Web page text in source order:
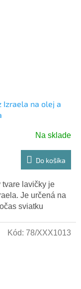
Izraela na olej a
Na sklade
Do košíka
tvare lavičky je
Je určená na
sviatku
Kód: 78/XXX1013